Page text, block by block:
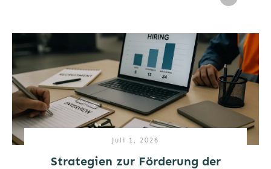
Juli 1, 2026
Strategien zur Förderung der